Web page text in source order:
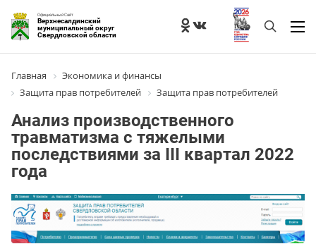
Официальный Сайт
Верхнесалдинский
муниципальный округ
Свердловской области
Главная
Экономика и финансы
Защита прав потребителей
Защита прав потребителей
Анализ производственного
травматизма с тяжелыми
последствиями за III квартал 2022
года